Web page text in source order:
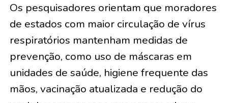
Os pesquisadores orientam que moradores
de estados com maior circulação de vírus
respiratórios mantenham medidas de
prevenção, como uso de máscaras em
unidades de saúde, higiene frequente das
mãos, vacinação atualizada e redução do